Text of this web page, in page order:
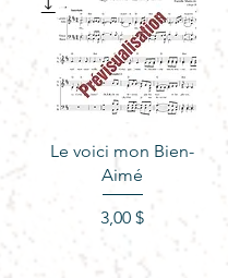
Aperçu rapide
Le voici mon Bien-
Aimé
Prix
3,00 $